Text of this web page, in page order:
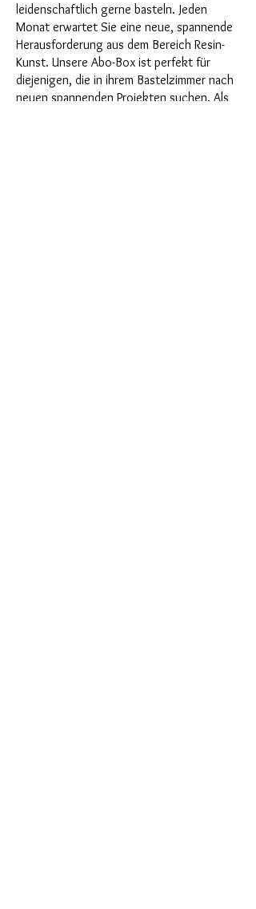
leidenschaftlich gerne basteln. Jeden
Monat erwartet Sie eine neue, spannende
Herausforderung aus dem Bereich Resin-
Kunst. Unsere Abo-Box ist perfekt für
diejenigen, die in ihrem Bastelzimmer nach
neuen spannenden Projekten suchen. Als